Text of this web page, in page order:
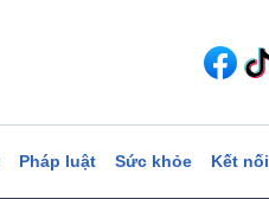
Pháp luật Sức khỏe Kết nối